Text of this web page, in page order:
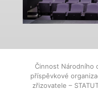
Činnost Národního
příspěvkové
zřizovatele –